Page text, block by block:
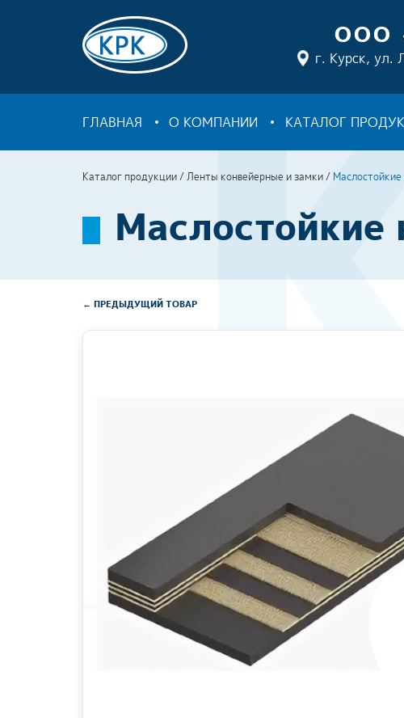
ООО
г. Курск, ул.
ГЛАВНАЯ О КОМПАНИИ КАТАЛОГ
Каталог продукции/Ленты конвейерные и замки/
Маслостойкие
← ПРЕДЫДУЩИЙ ТОВАР